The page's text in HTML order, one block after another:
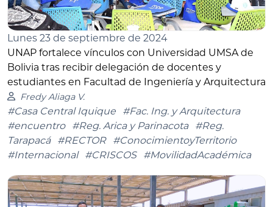
Lunes 23 de septiembre de 2024
UNAP fortalece vínculos con Universidad UMSA de
Bolivia tras recibir delegación de docentes y
estudiantes en Facultad de Ingeniería y Arquitectura
Fredy Aliaga V.
#Casa Central Iquique
#Fac. Ing. y Arquitectura
#encuentro
#Reg. Arica y Parinacota
#Reg.
Tarapacá
#RECTOR
#ConocimientoyTerritorio
#Internacional
#CRISCOS #MovilidadAcadémica